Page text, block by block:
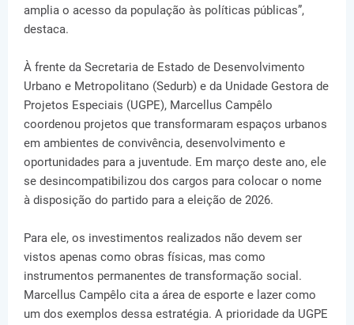
amplia o acesso da população às políticas públicas”,
destaca.
À frente da Secretaria de Estado de Desenvolvimento
Urbano e Metropolitano (Sedurb) e da Unidade Gestora de
Projetos Especiais (UGPE), Marcellus Campêlo
coordenou projetos que transformaram espaços urbanos
em ambientes de convivência, desenvolvimento e
oportunidades para a juventude. Em março deste ano, ele
se desincompatibilizou dos cargos para colocar o nome
à disposição do partido para a eleição de 2026.
Para ele, os investimentos realizados não devem ser
vistos apenas como obras físicas, mas como
instrumentos permanentes de transformação social.
Marcellus Campêlo cita a área de esporte e lazer como
um dos exemplos dessa estratégia. A prioridade da UGPE